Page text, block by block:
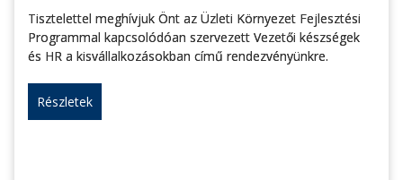
Tisztelettel meghívjuk Önt az Üzleti Környezet Fejlesztési
Programmal kapcsolódóan szervezett Vezetői készségek
és HR a kisvállalkozásokban című rendezvényünkre.
Részletek